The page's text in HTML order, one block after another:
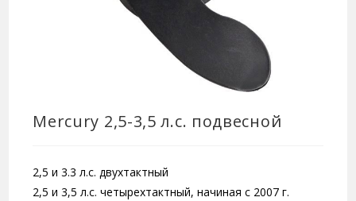
Mercury 2,5-3,5 л.с. подвесной
2,5 и 3.3 л.с. двухтактный
2,5 и 3,5 л.с. четырехтактный, начиная с 2007 г.